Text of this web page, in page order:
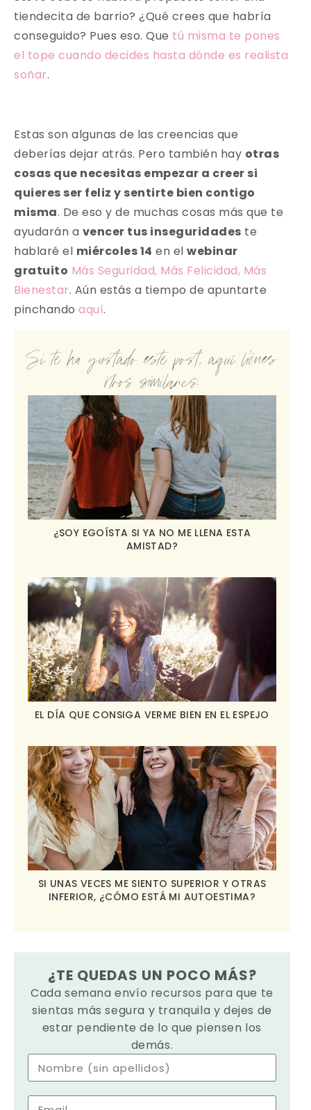
tiendecita de barrio? ¿Qué crees que habría
conseguido? Pues eso. Que tú misma te pones
el tope cuando decides hasta dónde es realista
soñar.
Estas son algunas de las creencias que
deberías dejar atrás. Pero también hay otras
cosas que necesitas empezar a creer si
quieres ser feliz y sentirte bien contigo
misma. De eso y de muchas cosas más que te
ayudarán a vencer tus inseguridades te
hablaré el miércoles 14 en el webinar
gratuito Más Seguridad, Más Felicidad, Más
Bienestar. Aún estás a tiempo de apuntarte
pinchando aquí.
Si te ha gustado este post, aquí tienes
otros similares:
¿SOY EGOÍSTA SI YA NO ME LLENA ESTA
AMISTAD?
EL DÍA QUE CONSIGA VERME BIEN EN EL ESPEJO
SI UNAS VECES ME SIENTO SUPERIOR Y OTRAS
INFERIOR, ¿CÓMO ESTÁ MI AUTOESTIMA?
¿TE QUEDAS UN POCO MÁS?
Cada semana envío recursos para que te
sientas más segura y tranquila y dejes de
estar pendiente de lo que piensen los
demás.